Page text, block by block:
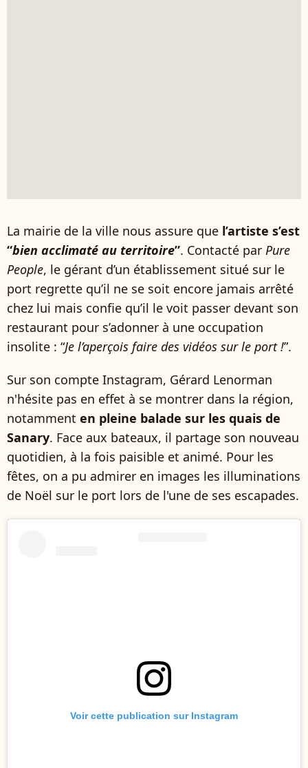
La mairie de la ville nous assure que l’artiste s’est
“bien acclimaté au territoire”. Contacté par Pure
People, le gérant d’un établissement situé sur le
port regrette qu’il ne se soit encore jamais arrêté
chez lui mais confie qu’il le voit passer devant son
restaurant pour s’adonner à une occupation
insolite : “Je l’aperçois faire des vidéos sur le port !”.
Sur son compte Instagram, Gérard Lenorman
n'hésite pas en effet à se montrer dans la région,
notamment en pleine balade sur les quais de
Sanary. Face aux bateaux, il partage son nouveau
quotidien, à la fois paisible et animé. Pour les
fêtes, on a pu admirer en images les illuminations
de Noël sur le port lors de l'une de ses escapades.
Voir cette publication sur Instagram